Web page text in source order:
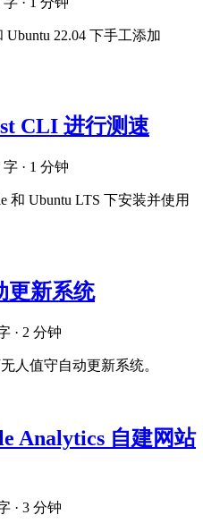
Ubuntu 22.04 下手工添加
CLI 进行测速
字 · 1 分钟
和 Ubuntu LTS 下安装并使用
更新系统
· 2 分钟
人值守自动更新系统。
Analytics 自建网站
· 3 分钟